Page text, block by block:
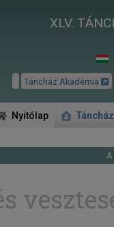
XLV.
Táncház Akadémia
Nyitólap